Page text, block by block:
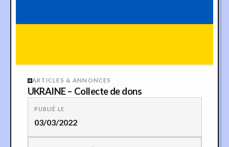
ARTICLES & ANNONCES
UKRAINE – Collecte de dons
PUBLIÉ LE
03/03/2022